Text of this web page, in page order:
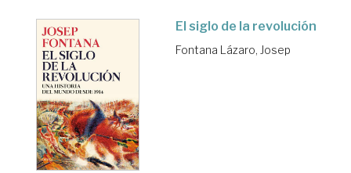
El siglo de la revolución
Fontana Lázaro, Josep